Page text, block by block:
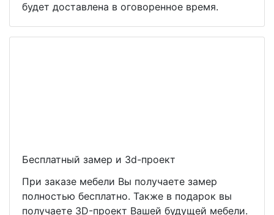
будет доставлена в оговоренное время.
Бесплатный замер и 3d-проект
При заказе мебели Вы получаете замер
полностью бесплатно. Также в подарок вы
получаете 3D-проект Вашей будущей мебели.